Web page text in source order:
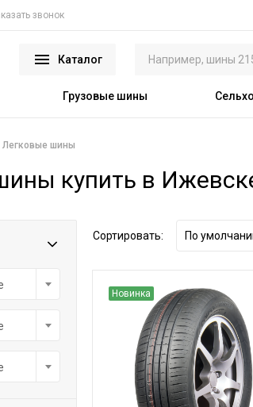
звонок
Каталог
Грузовые шины
Легковые шины
купить в
Сортировать: По
Новинка